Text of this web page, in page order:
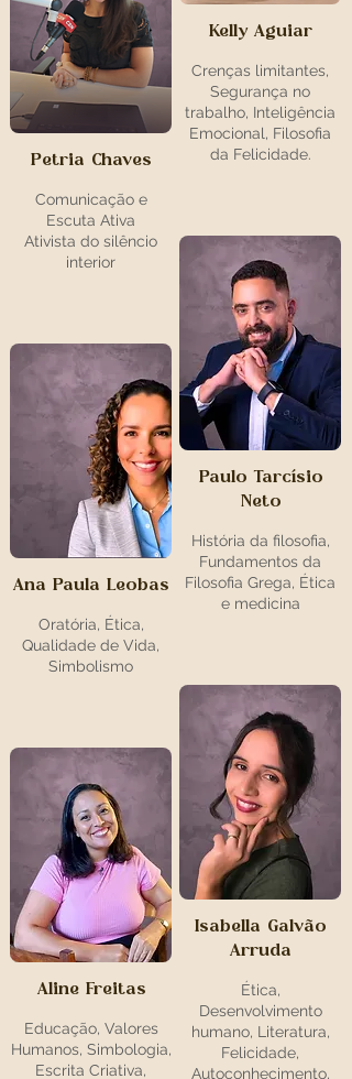
Petria Chaves
Comunicação e
Escuta Ativa
Ativista do silêncio
interior
Ana Paula Leobas
Oratória, Ética,
Qualidade de Vida,
Simbolismo
Aline Freitas
Educação, Valores
Humanos, Simbologia,
Escrita Criativa,
Kelly Aguiar
Crenças limitantes,
Segurança no
trabalho, Inteligência
Emocional, Filosofia
da Felicidade.
Paulo Tarcísio
Neto
História da filosofia,
Fundamentos da
Filosofia Grega, Ética
e medicina
Isabella Galvão
Arruda
Ética,
Desenvolvimento
humano, Literatura,
Felicidade,
Autoconhecimento,